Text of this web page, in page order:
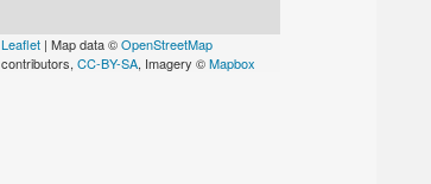
Leaflet| Map data ©OpenStreetMap
contributors, CC-BY-SA, Imagery ©Mapbox